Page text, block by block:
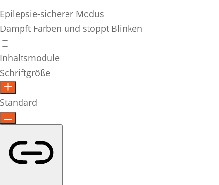
Epilepsie-sicherer Modus
Dämpft Farben und stoppt Blinken
Inhaltsmodule
Schriftgröße
Standard